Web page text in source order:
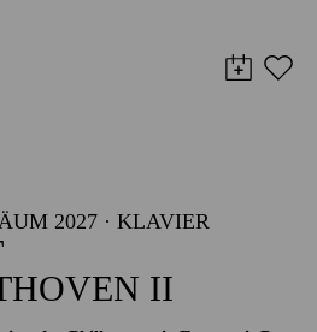
2027 · KLAVIER
II